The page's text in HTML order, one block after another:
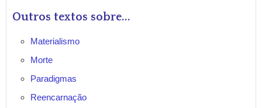
Outros textos sobre...
Materialismo
Morte
Paradigmas
Reencarnação